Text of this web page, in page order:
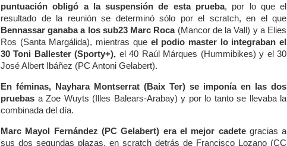
puntuación obligó a la suspensión de esta prueba, por lo que el
resultado de la reunión se determinó sólo por el scratch, en el que
Bennassar ganaba a los sub23 Marc Roca(Mancor de la Vall) y a Elies
Ros (Santa Margálida), mientras que el podio master lo integraban el
30 Toni Ballester (Sporty+), el 40 Raúl Márques (Hummibikes) y el 30
José Albert Ibáñez (PC Antoni Gelabert).
En féminas, Nayhara Montserrat (Baix Ter) se imponía en las dos
pruebas a Zoe Wuyts (Illes Balears-Arabay) y por lo tanto se llevaba la
combinada del día.
Marc Mayol Fernández (PC Gelabert) era el mejor cadetegracias a
sus dos segundas plazas, en scratch detrás de Francisco Lozano (CC